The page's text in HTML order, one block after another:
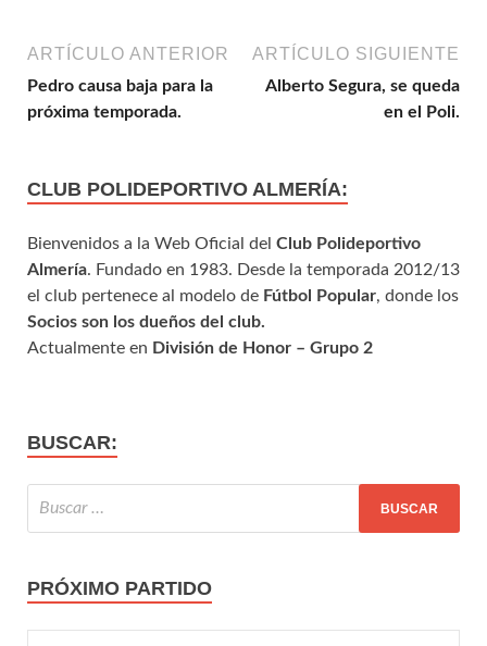
ARTÍCULO ANTERIOR
Pedro causa baja para la
próxima temporada.
ARTÍCULO SIGUIENTE
Alberto Segura, se queda
en el Poli.
CLUB POLIDEPORTIVO ALMERÍA:
Bienvenidos a la Web Oficial del Club Polideportivo
Almería. Fundado en 1983. Desde la temporada 2012/13
el club pertenece al modelo de Fútbol Popular, donde los
Socios son los dueños del club.
Actualmente en División de Honor – Grupo 2
BUSCAR:
PRÓXIMO PARTIDO